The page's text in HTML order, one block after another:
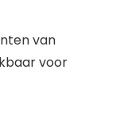
van
voor